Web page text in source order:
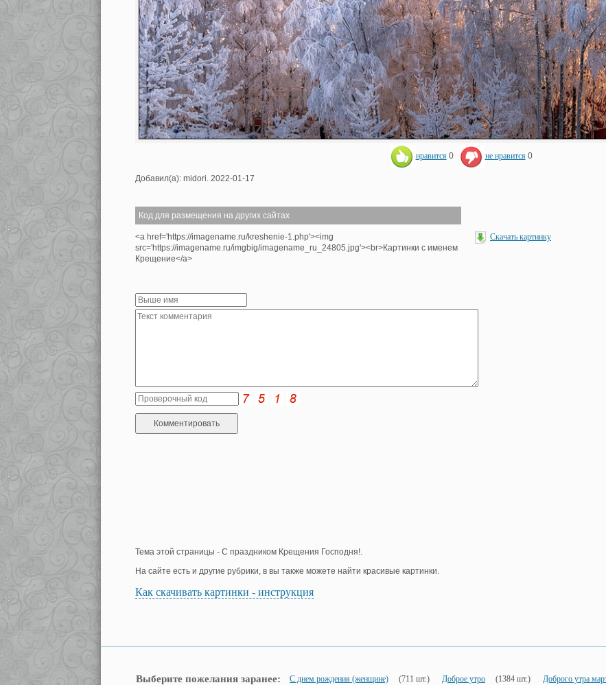
нравится 0 не нравится 0
Добавил(а): midori. 2022-01-17
Код для размещения на других сайтах
<a href='https://imagename.ru/kreshenie-1.php'><img
src='https://imagename.ru/imgbig/imagename_ru_24805.jpg'><br>Картинки с именем
Крещение</a>
Скачать картинку
Тема этой страницы - С праздником Крещения Господня!.
На сайте есть и другие рубрики, в вы также можете найти красивые картинки.
Как скачивать картинки - инструкция
Выберите пожелания заранее: С днем рождения (женщине) (711 шт.) Доброе утро (1384 шт.) Доброго утра